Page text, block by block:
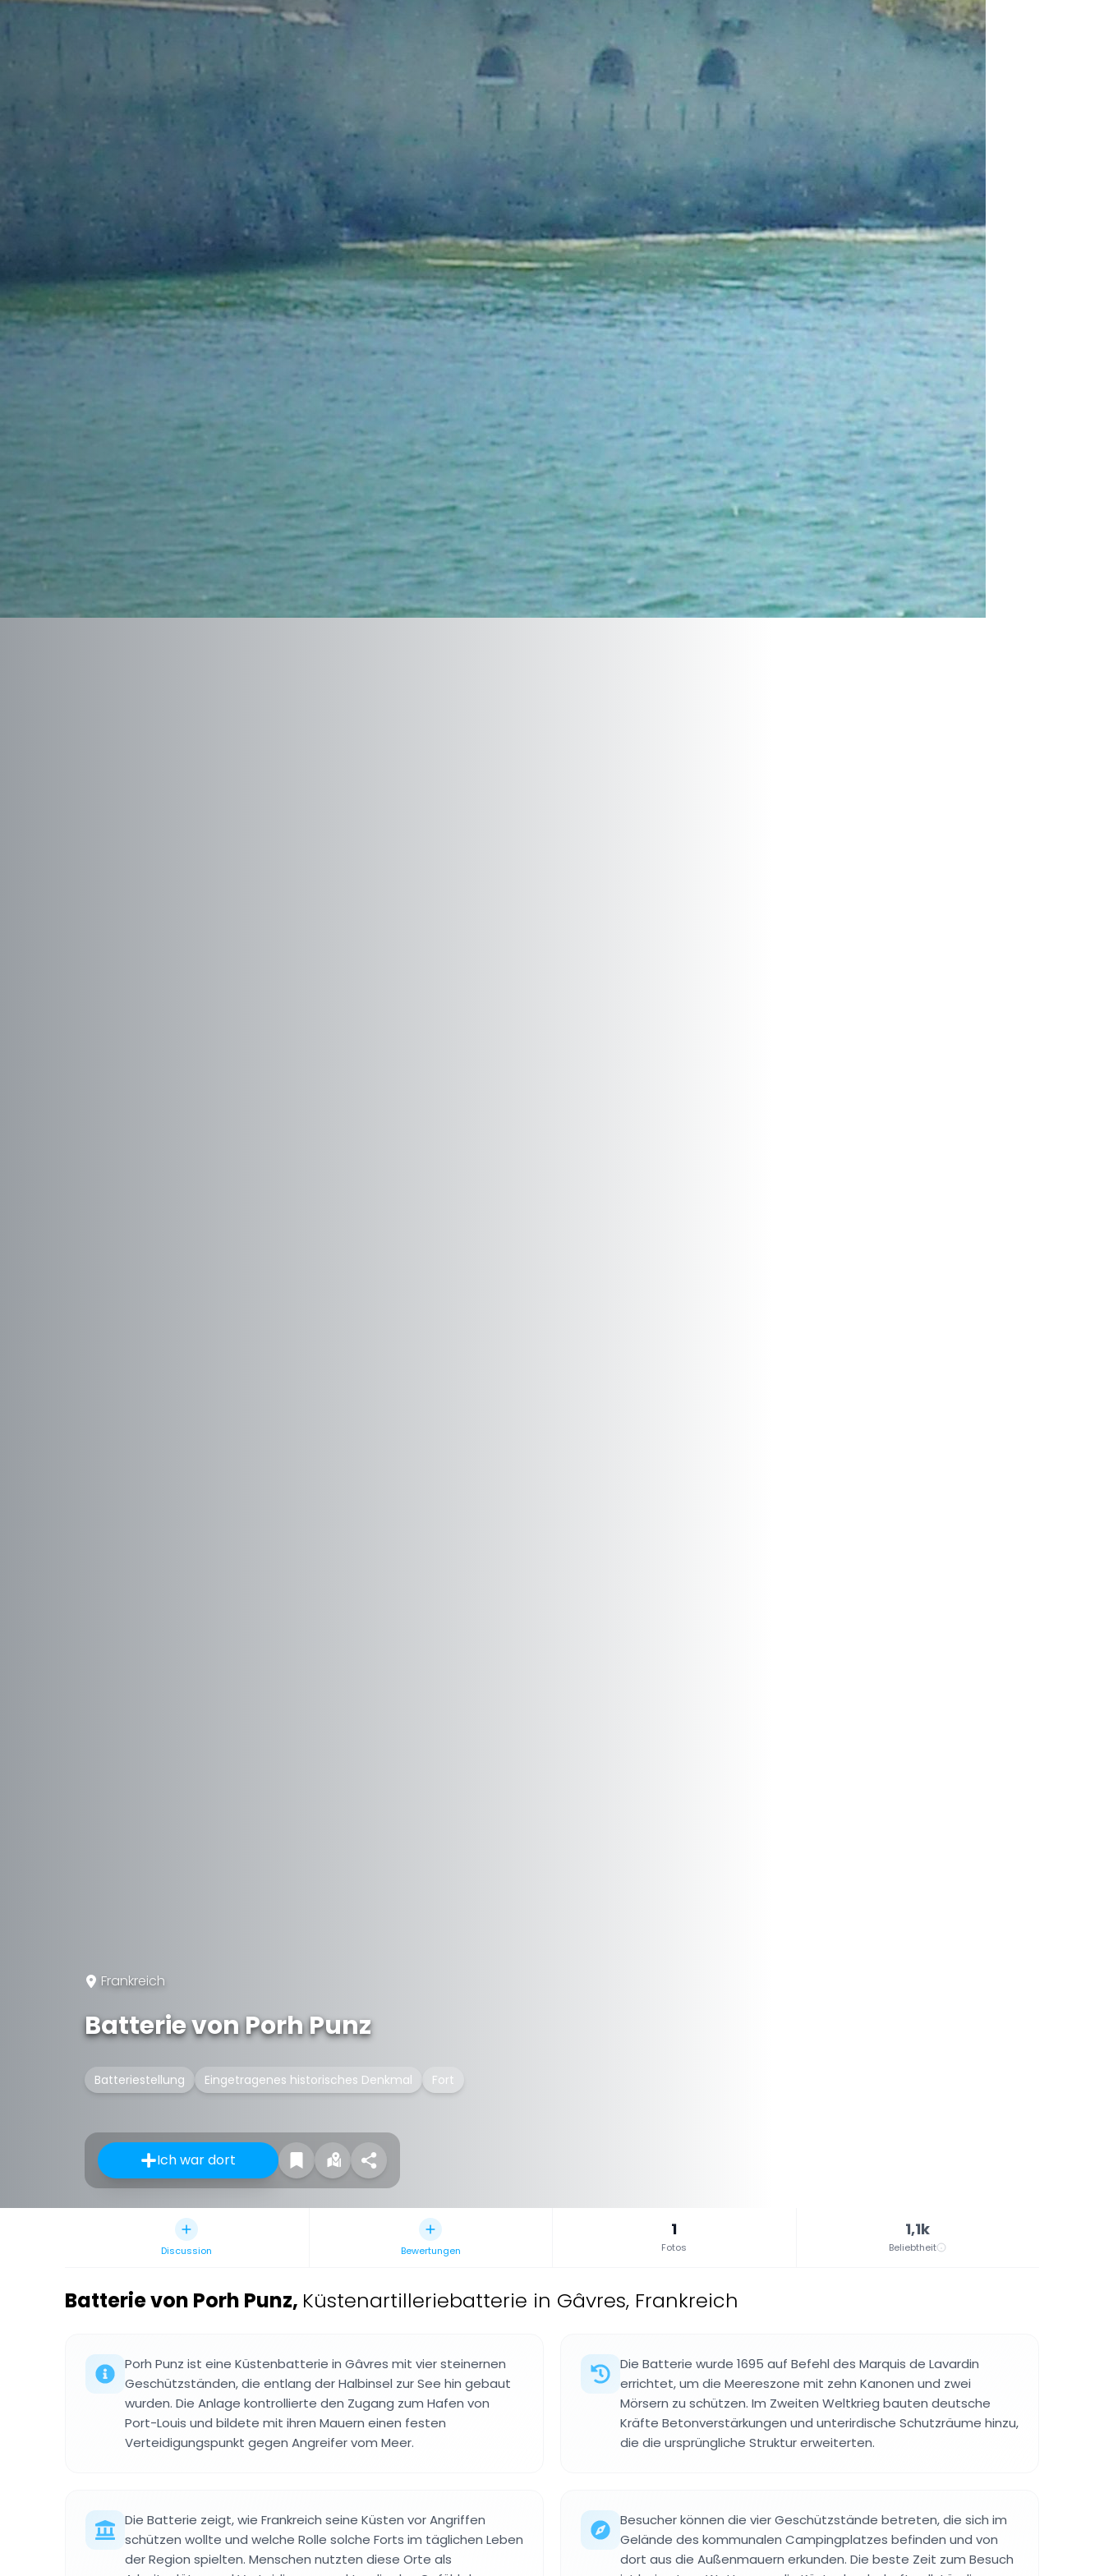
Frankreich
Batterie von Porh Punz
Batteriestellung Eingetragenes historisches Denkmal Fort
Ich war dort
Discussion Bewertungen
1
Fotos
1,1k
Beliebtheit
Batterie von Porh Punz, Küstenartilleriebatterie in Gâvres, Frankreich
Porh Punz ist eine Küstenbatterie in Gâvres mit vier steinernen
Geschützständen, die entlang der Halbinsel zur See hin gebaut
wurden. Die Anlage kontrollierte den Zugang zum Hafen von
Port-Louis und bildete mit ihren Mauern einen festen
Verteidigungspunkt gegen Angreifer vom Meer.
Die Batterie wurde 1695 auf Befehl des Marquis de Lavardin
errichtet, um die Meereszone mit zehn Kanonen und zwei
Mörsern zu schützen. Im Zweiten Weltkrieg bauten deutsche
Kräfte Betonverstärkungen und unterirdische Schutzräume hinzu,
die die ursprüngliche Struktur erweiterten.
Die Batterie zeigt, wie Frankreich seine Küsten vor Angriffen
schützen wollte und welche Rolle solche Forts im täglichen Leben
der Region spielten. Menschen nutzten diese Orte als
Besucher können die vier Geschützstände betreten, die sich im
Gelände des kommunalen Campingplatzes befinden und von
dort aus die Außenmauern erkunden. Die beste Zeit zum Besuch